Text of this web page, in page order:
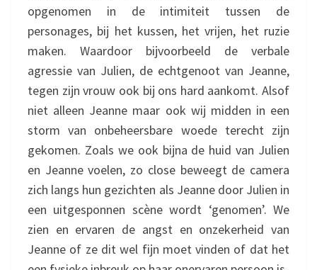
opgenomen in de intimiteit tussen de
personages, bij het kussen, het vrijen, het ruzie
maken. Waardoor bijvoorbeeld de verbale
agressie van Julien, de echtgenoot van Jeanne,
tegen zijn vrouw ook bij ons hard aankomt. Alsof
niet alleen Jeanne maar ook wij midden in een
storm van onbeheersbare woede terecht zijn
gekomen. Zoals we ook bijna de huid van Julien
en Jeanne voelen, zo close beweegt de camera
zich langs hun gezichten als Jeanne door Julien in
een uitgesponnen scène wordt ‘genomen’. We
zien en ervaren de angst en onzekerheid van
Jeanne of ze dit wel fijn moet vinden of dat het